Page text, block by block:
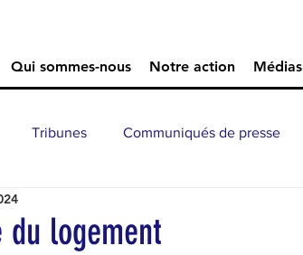
Qui sommes-nous Notre action Médias
Tribunes Communiqués de presse
du logement